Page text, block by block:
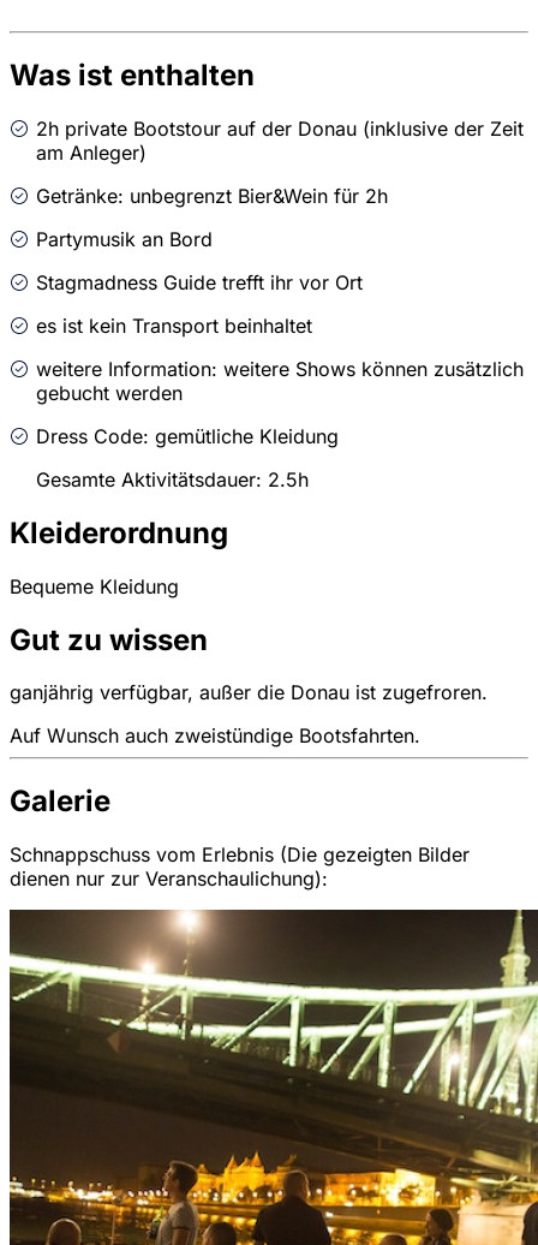
Was ist enthalten
2h private Bootstour auf der Donau (inklusive der Zeit
am Anleger)
Getränke: unbegrenzt Bier&Wein für 2h
Partymusik an Bord
Stagmadness Guide trefft ihr vor Ort
es ist kein Transport beinhaltet
weitere Information: weitere Shows können zusätzlich
gebucht werden
Dress Code: gemütliche Kleidung
Gesamte Aktivitätsdauer: 2.5h
Kleiderordnung
Bequeme Kleidung
Gut zu wissen
ganjährig verfügbar, außer die Donau ist zugefroren.
Auf Wunsch auch zweistündige Bootsfahrten.
Galerie
Schnappschuss vom Erlebnis (Die gezeigten Bilder
dienen nur zur Veranschaulichung):